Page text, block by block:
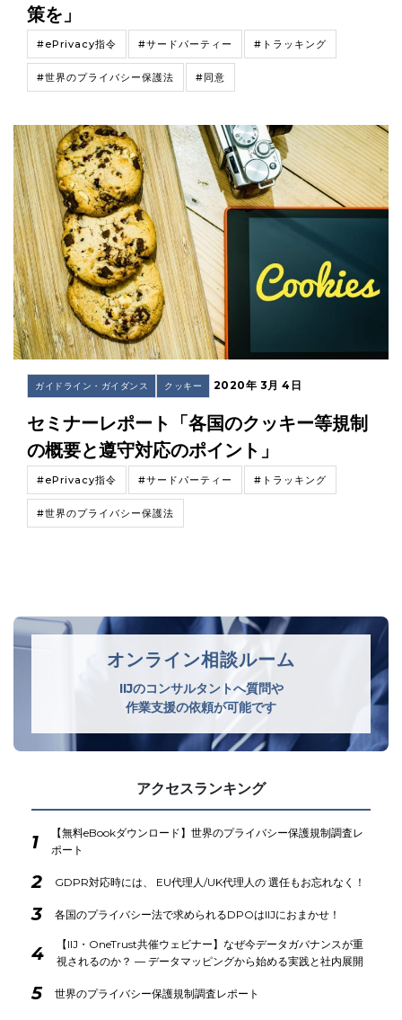
策を」
#ePrivacy指令 #サードパーティー #トラッキング
#世界のプライバシー保護法 #同意
ガイドライン・ガイダンス クッキー 2020年 3月 4日
セミナーレポート「各国のクッキー等規制
の概要と遵守対応のポイント」
#ePrivacy指令 #サードパーティー #トラッキング
#世界のプライバシー保護法
オンライン相談ルーム
IIJのコンサルタントへ質問や
作業支援の依頼が可能です
アクセスランキング
1
【無料eBookダウンロード】世界のプライバシー保護規制調査レ
ポート
2 GDPR対応時には、 EU代理人/UK代理人の 選任もお忘れなく！
3 各国のプライバシー法で求められるDPOはIIJにおまかせ！
4
【IIJ・OneTrust共催ウェビナー】なぜ今データガバナンスが重
視されるのか？ ― データマッピングから始める実践と社内展開
5 世界のプライバシー保護規制調査レポート